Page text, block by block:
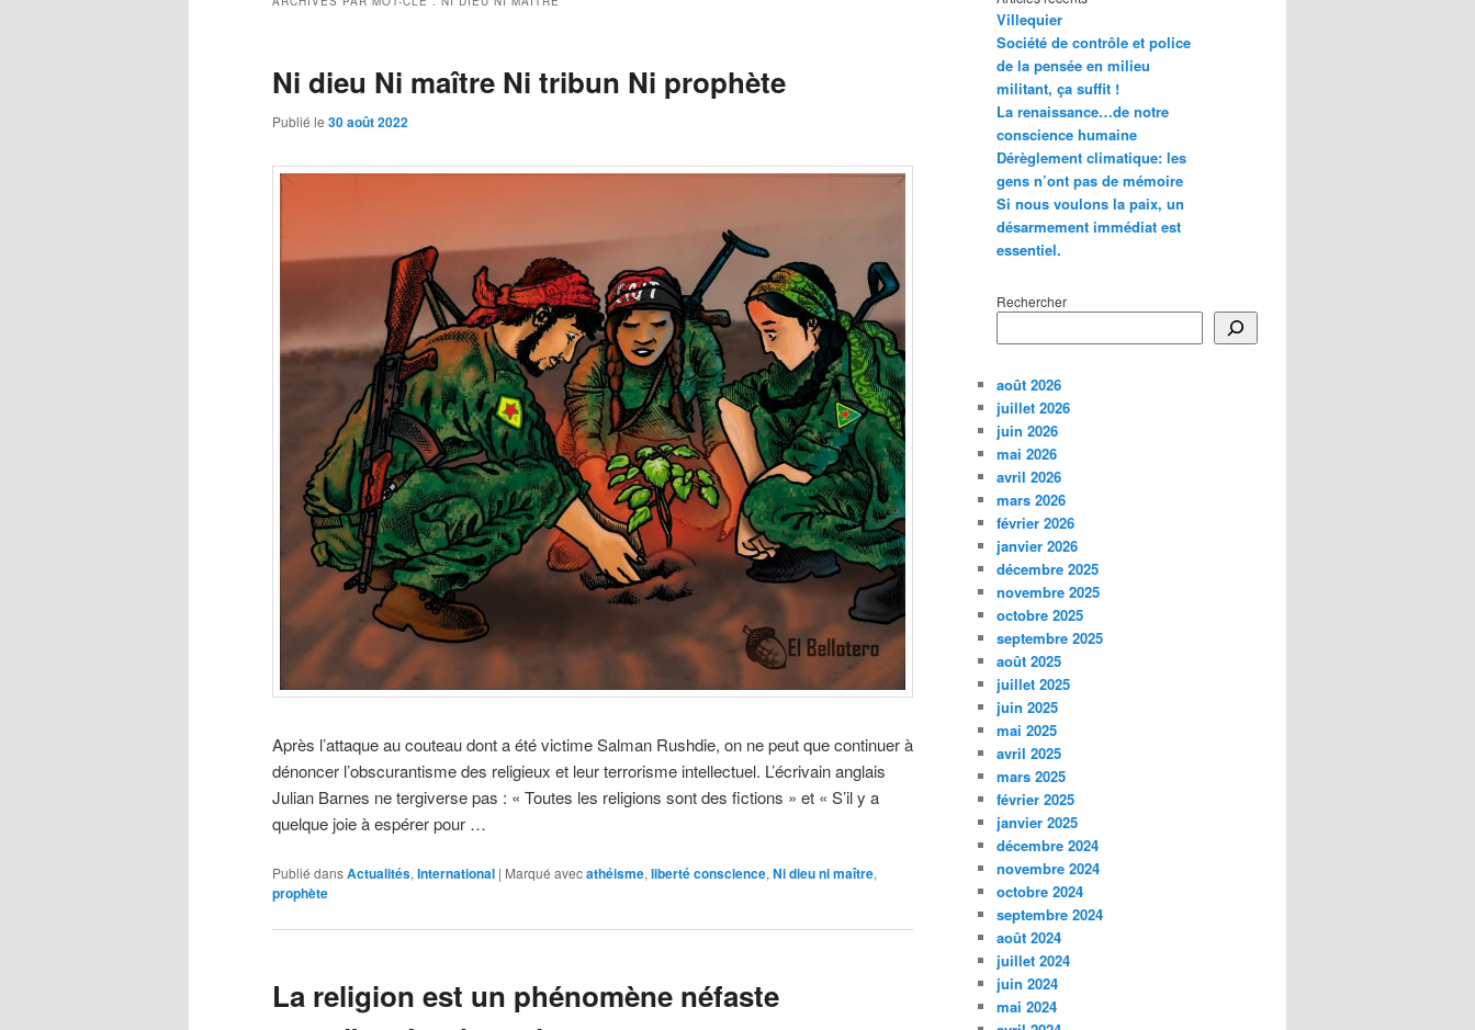
Ni dieu Ni maître Ni tribun Ni prophète
Publié le 30 août 2022
Après l’attaque au couteau dont a été victime Salman Rushdie, on ne peut que continuer à
dénoncer l’obscurantisme des religieux et leur terrorisme intellectuel. L’écrivain anglais
Julian Barnes ne tergiverse pas : « Toutes les religions sont des fictions » et « S’il y a
quelque joie à espérer pour …
Publié dansActualités, International | Marqué avecathéisme, liberté conscience, Ni dieu ni maître,
prophète
La religion est un phénomène néfaste
Villequier
Société de contrôle et police
de la pensée en milieu
militant, ça suffit !
La renaissance…de notre
conscience humaine
Dérèglement climatique: les
gens n’ont pas de mémoire
Si nous voulons la paix, un
désarmement immédiat est
essentiel.
Rechercher
août 2026
juillet 2026
juin 2026
mai 2026
avril 2026
mars 2026
février 2026
janvier 2026
décembre 2025
novembre 2025
octobre 2025
septembre 2025
août 2025
juillet 2025
juin 2025
mai 2025
avril 2025
mars 2025
février 2025
janvier 2025
décembre 2024
novembre 2024
octobre 2024
septembre 2024
août 2024
juillet 2024
juin 2024
mai 2024